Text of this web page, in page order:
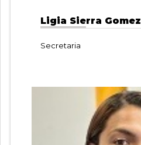
Ligia Sierra Gomez
Secretaria